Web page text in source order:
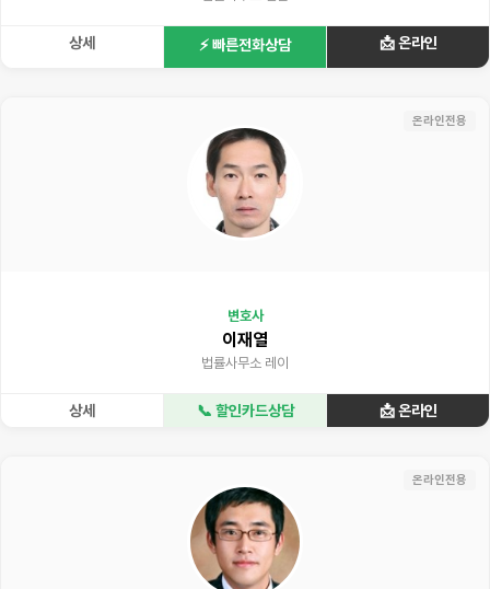
상세 ⚡ 빠른전화상담 📩 온라인
온라인전용
변호사
이재열
법률사무소 레이
상세 📞 할인카드상담 📩 온라인
온라인전용